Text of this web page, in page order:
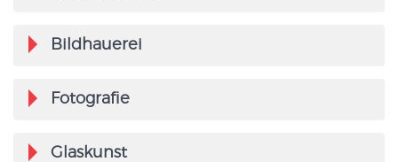
Bildhauerei
Fotografie
Glaskunst